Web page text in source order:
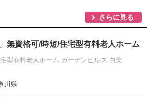
さらに見る
無資格可/時短/住宅型有料老人ホーム
型有料老人ホーム ガーデンヒルズ 白楽
川県